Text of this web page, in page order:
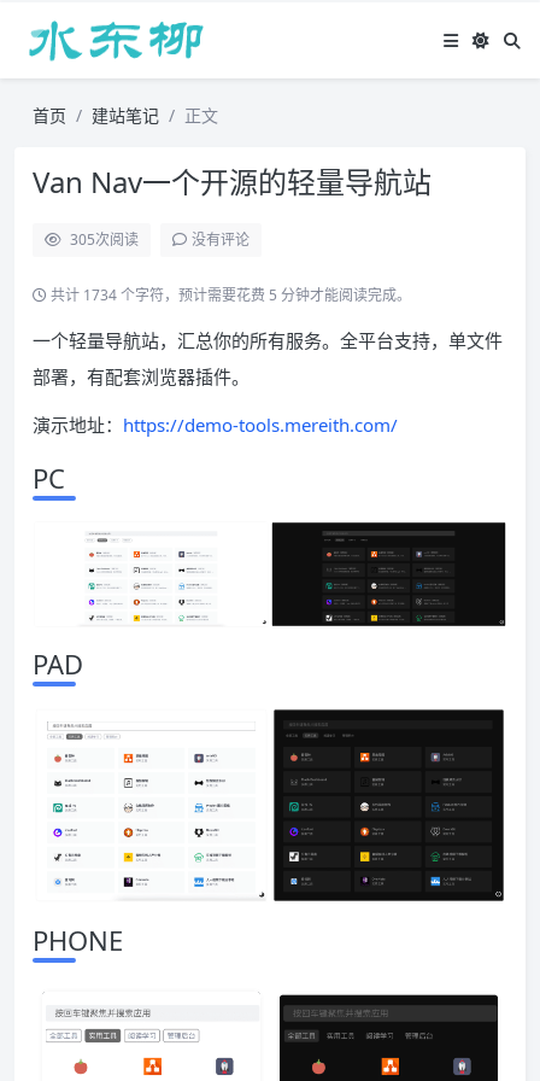
首页 建站笔记 正文
Van Nav一个开源的轻量导航站
305次阅读 没有评论
共计 1734 个字符，预计需要花费 5 分钟才能阅读完成。
一个轻量导航站，汇总你的所有服务。全平台支持，单文件
部署，有配套浏览器插件。
演示地址： https://demo-tools.mereith.com/
PC
PAD
PHONE